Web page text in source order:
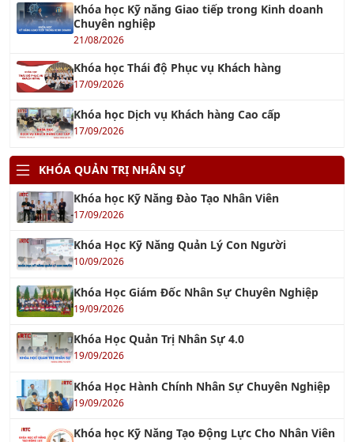
Khóa học Kỹ năng Giao tiếp trong Kinh doanh
Chuyên nghiệp
21/08/2026
Khóa học Thái độ Phục vụ Khách hàng
17/09/2026
Khóa học Dịch vụ Khách hàng Cao cấp
17/09/2026
KHÓA QUẢN TRỊ NHÂN SỰ
Khóa học Kỹ Năng Đào Tạo Nhân Viên
17/09/2026
Khóa Học Kỹ Năng Quản Lý Con Người
10/09/2026
Khóa Học Giám Đốc Nhân Sự Chuyên Nghiệp
19/09/2026
Khóa Học Quản Trị Nhân Sự 4.0
19/09/2026
Khóa Học Hành Chính Nhân Sự Chuyên Nghiệp
19/09/2026
Khóa học Kỹ Năng Tạo Động Lực Cho Nhân Viên